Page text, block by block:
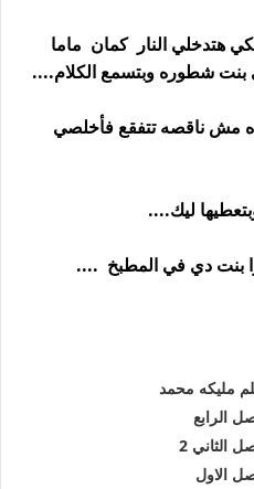
هتدخلي النار كمان ماما
بنت شطوره وبتسمع الكلام....
مش ناقصه تتفقع فأخلصي
ليك....
بنت دي في المطبخ ....
الرابع
الثاني 2
الاول